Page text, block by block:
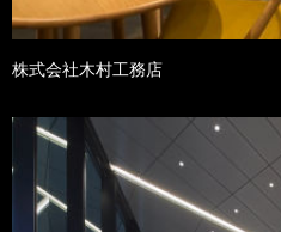
株式会社木村工務店